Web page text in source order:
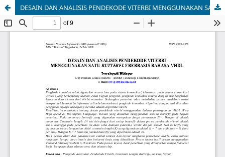
DESAIN DAN ANALISIS PENDEKODE VITERBI MENGGUNAKAN SATU BUTTERFLY BERBASIS BAHASA VHDL